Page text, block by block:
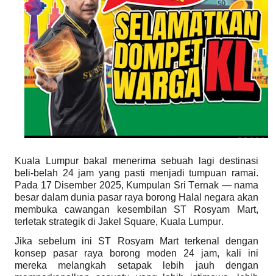
Kuala Lumpur bakal menerima sebuah lagi destinasi
beli-belah 24 jam yang pasti menjadi tumpuan ramai.
Pada 17 Disember 2025, Kumpulan Sri Ternak — nama
besar dalam dunia pasar raya borong Halal negara akan
membuka cawangan kesembilan ST Rosyam Mart,
terletak strategik di Jakel Square, Kuala Lumpur.
Jika sebelum ini ST Rosyam Mart terkenal dengan
konsep pasar raya borong moden 24 jam, kali ini
mereka melangkah setapak lebih jauh dengan